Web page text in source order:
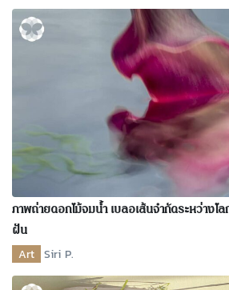
ภาพถ่ายดอกไม้จมน้ำ เบลอเส้นจำกัดระหว่างโ
ฝัน
Art Siri P.